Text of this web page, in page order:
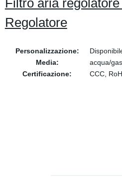
Filtro aria
Regolatore
Personalizzazione:
Media:
acqua/
Certificazione:
CCC,